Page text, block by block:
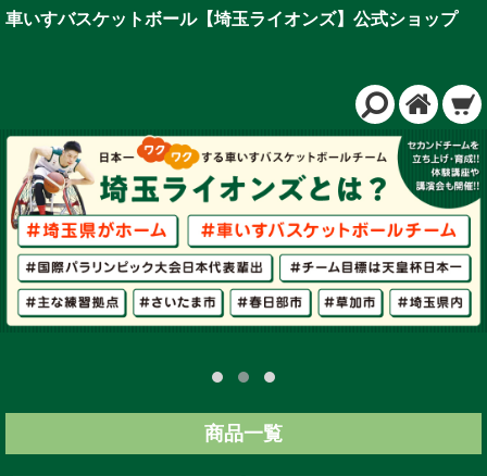
車いすバスケットボール【埼玉ライオンズ】公式ショップ
商品一覧